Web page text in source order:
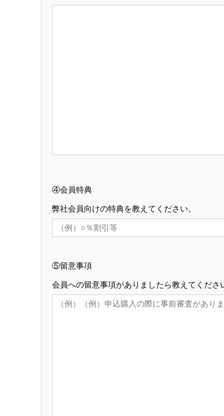
④会員特典
弊社会員向けの特典を教えてください。
⑤留意事項
会員への留意事項がありましたら教えてくださ